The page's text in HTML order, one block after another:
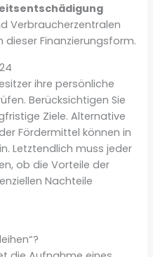
Verbraucherzentralen
dieser Finanzierungsform.
ihre persönliche
Berücksichtigen Sie
Ziele. Alternative
Fördermittel können in
Letztendlich muss jeder
ob die Vorteile der
Nachteile